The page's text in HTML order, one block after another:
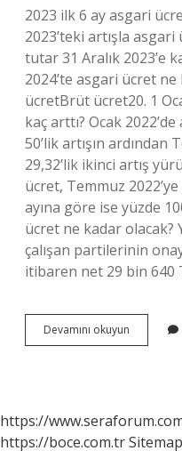
2023 ilk 6 ay asgari
2023’teki artışla
tutar 31 Aralık 2023’e
2024’te asgari ücret
ücretBrüt ücret20. 1
kaç arttı? Ocak
50’lik artışın ardından
29,32’lik ikinci artış
ücret, Temmuz
ayına göre ise yüzde
ücret ne kadar olacak?
çalışan partilerinin
itibaren net 29 bin 640
Devamını okuyun
Nisan
Kadar
https://
https://boce.com.trSitemap